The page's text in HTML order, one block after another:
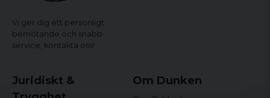
Vi ger dig ett personligt
bemötande och snabb
service, kontakta oss!
Juridiskt &
Om Dunken